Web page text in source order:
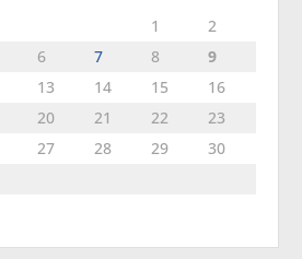
1
2
6 7 8
9
13 14 15
16
20 21 22
23
27 28 29
30